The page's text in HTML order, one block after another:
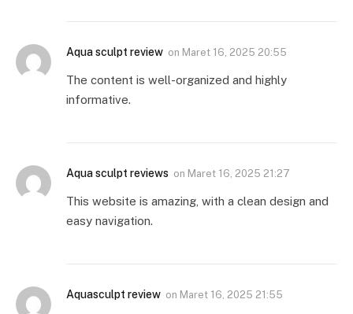
Aqua sculpt review on Maret 16, 2025 20:55
The content is well-organized and highly
informative.
Aqua sculpt reviews on Maret 16, 2025 21:27
This website is amazing, with a clean design and
easy navigation.
Aquasculpt review on Maret 16, 2025 21:55